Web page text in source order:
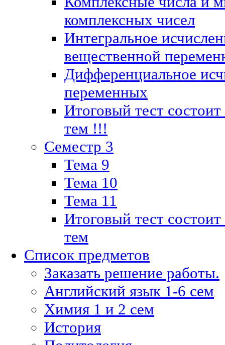
комплексных чисел
Интегральное
вещественной
Дифференциальное
переменных
Итоговый тест
тем !!!
Семестр 3
Тема 9
Тема 10
Тема 11
Итоговый тест
тем
Список предметов
Заказать решение работы.
Английский язык 1-6 сем
Химия 1 и 2 сем
История